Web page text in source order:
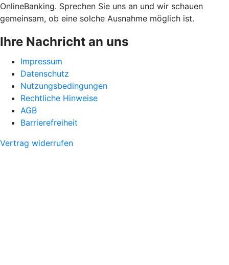
OnlineBanking. Sprechen Sie uns an und wir schauen
gemeinsam, ob eine solche Ausnahme möglich ist.
Ihre Nachricht an uns
Impressum
Datenschutz
Nutzungsbedingungen
Rechtliche Hinweise
AGB
Barrierefreiheit
Vertrag widerrufen